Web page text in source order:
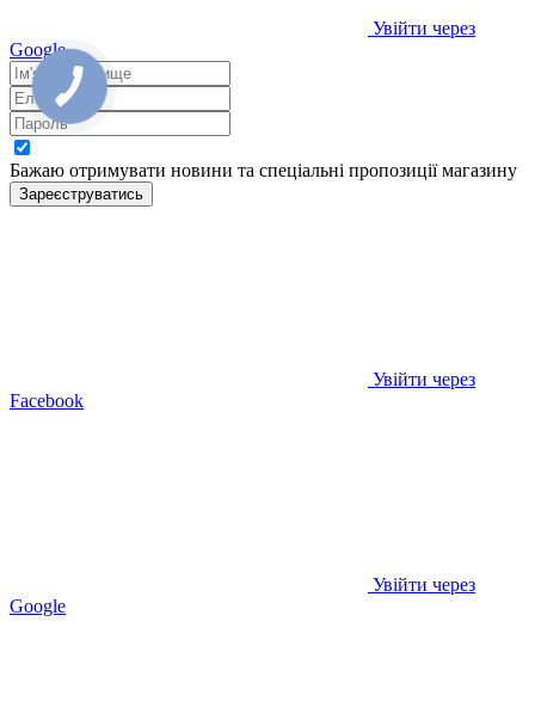
Увійти через
Google
Бажаю отримувати новини та спеціальні пропозиціїмагазину
Зареєструватись
Увійти через
Facebook
Увійти через
Google